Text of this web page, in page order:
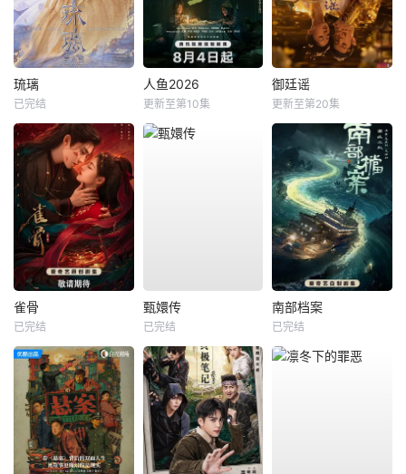
琉璃
已完结
人鱼2026
更新至第10集
御廷谣
更新至第20集
雀骨
已完结
甄嬛传
已完结
南部档案
已完结